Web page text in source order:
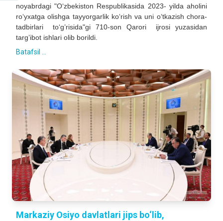
noyabrdagi "O‘zbekiston Respublikasida 2023- yilda aholini
ro‘yxatga olishga tayyorgarlik ko‘rish va uni o‘tkazish chora-
tadbirlari to‘g’risida"gi 710-son Qarori ijrosi yuzasidan
targ’ibot ishlari olib borildi.
Batafsil ...
Markaziy Osiyo davlatlari jips bo‘lib,